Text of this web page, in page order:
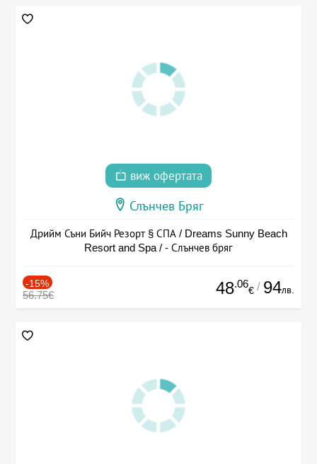
виж офертата
Слънчев Бряг
Дрийм Съни Бийч Резорт § СПА / Dreams Sunny Beach
Resort and Spa / - Слънчев бряг
-15%
56.75€ 48.06
€ / 94лв.